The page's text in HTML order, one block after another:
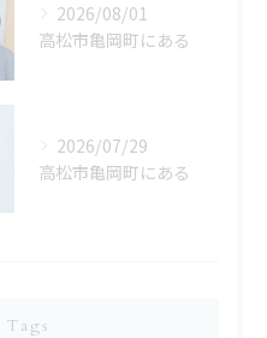
2026/08/01
高松市亀岡町にある
2026/07/29
高松市亀岡町にある
Tags